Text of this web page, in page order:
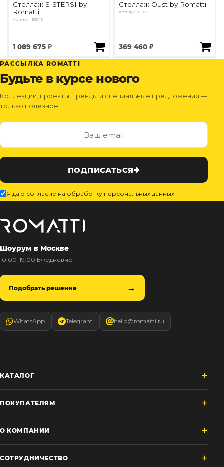
Стеллаж SISTERSI by
Romatti
Артикул: E3243
1 089 675 ₽
Стеллаж Oust by Romatti
Артикул: E1990
369 460 ₽
РАССЫЛКА ROMATTI
Будьте в курсе нового
Коллекции, проекты, тренды и специальные предложения —
только полезное.
ПОДПИСАТЬСЯ
Я даю согласие на обработку персональных данных
Шоурум в Москве
10:00-19:00 Ежедневно
Подобрать решение
WhatsApp Telegram hello@romatti.ru
КАТАЛОГ
ПОКУПАТЕЛЯМ
О КОМПАНИИ
СОТРУДНИЧЕСТВО